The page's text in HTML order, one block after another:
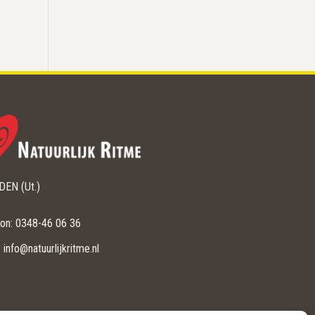
(Ut.)
0348-46 06 36
info@natuurlijkritme.nl